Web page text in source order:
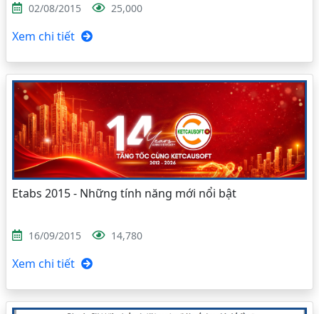
02/08/2015 25,000
Xem chi tiết
Etabs 2015 - Những tính năng mới nổi bật
16/09/2015 14,780
Xem chi tiết